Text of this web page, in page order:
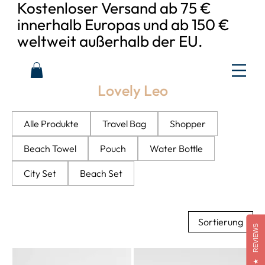
Kostenloser Versand ab 75 €
innerhalb Europas und ab 150 €
weltweit außerhalb der EU.
Lovely Leo
Alle Produkte Travel Bag Shopper
Beach Towel Pouch Water Bottle
City Set Beach Set
Sortierung
★
REVIEWS